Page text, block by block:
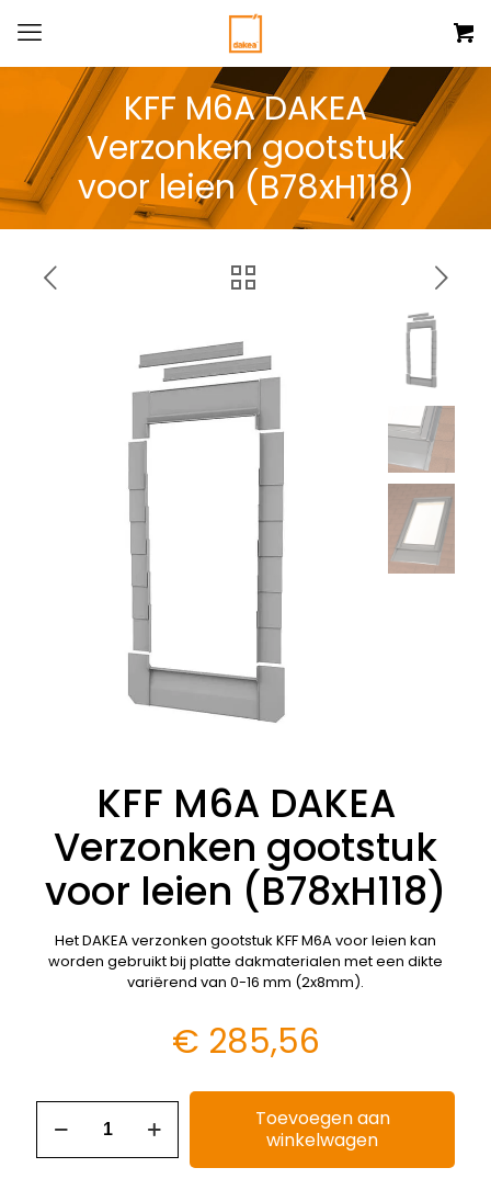
KFF M6A DAKEA
Verzonken gootstuk
voor leien (B78xH118)
KFF M6A DAKEA
Verzonken gootstuk
voor leien (B78xH118)
Het DAKEA verzonken gootstuk KFF M6A voor leien kan
worden gebruikt bij platte dakmaterialen met een dikte
variërend van 0-16 mm (2x8mm).
€ 285,56
Toevoegen aan
winkelwagen